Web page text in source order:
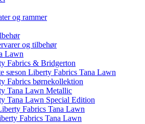
og rammer
og tilbehør
Lawn
Fabrics & Bridgerton
sæson Liberty Fabrics Tana Lawn
Fabrics børnekollektion
Tana Lawn Metallic
Tana Lawn Special Edition
Fabrics Tana Lawn
Fabrics Tana Lawn